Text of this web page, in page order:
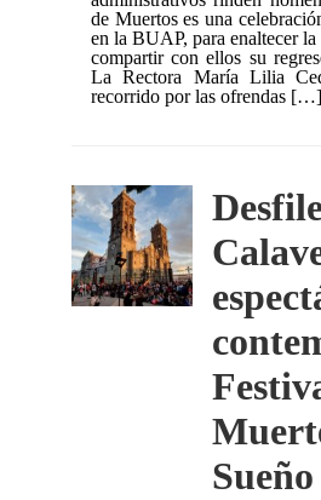
de Muertos es una
en la BUAP, para enaltecer
compartir con ellos su
La Rectora María Lilia
recorrido por las ofrendas […]